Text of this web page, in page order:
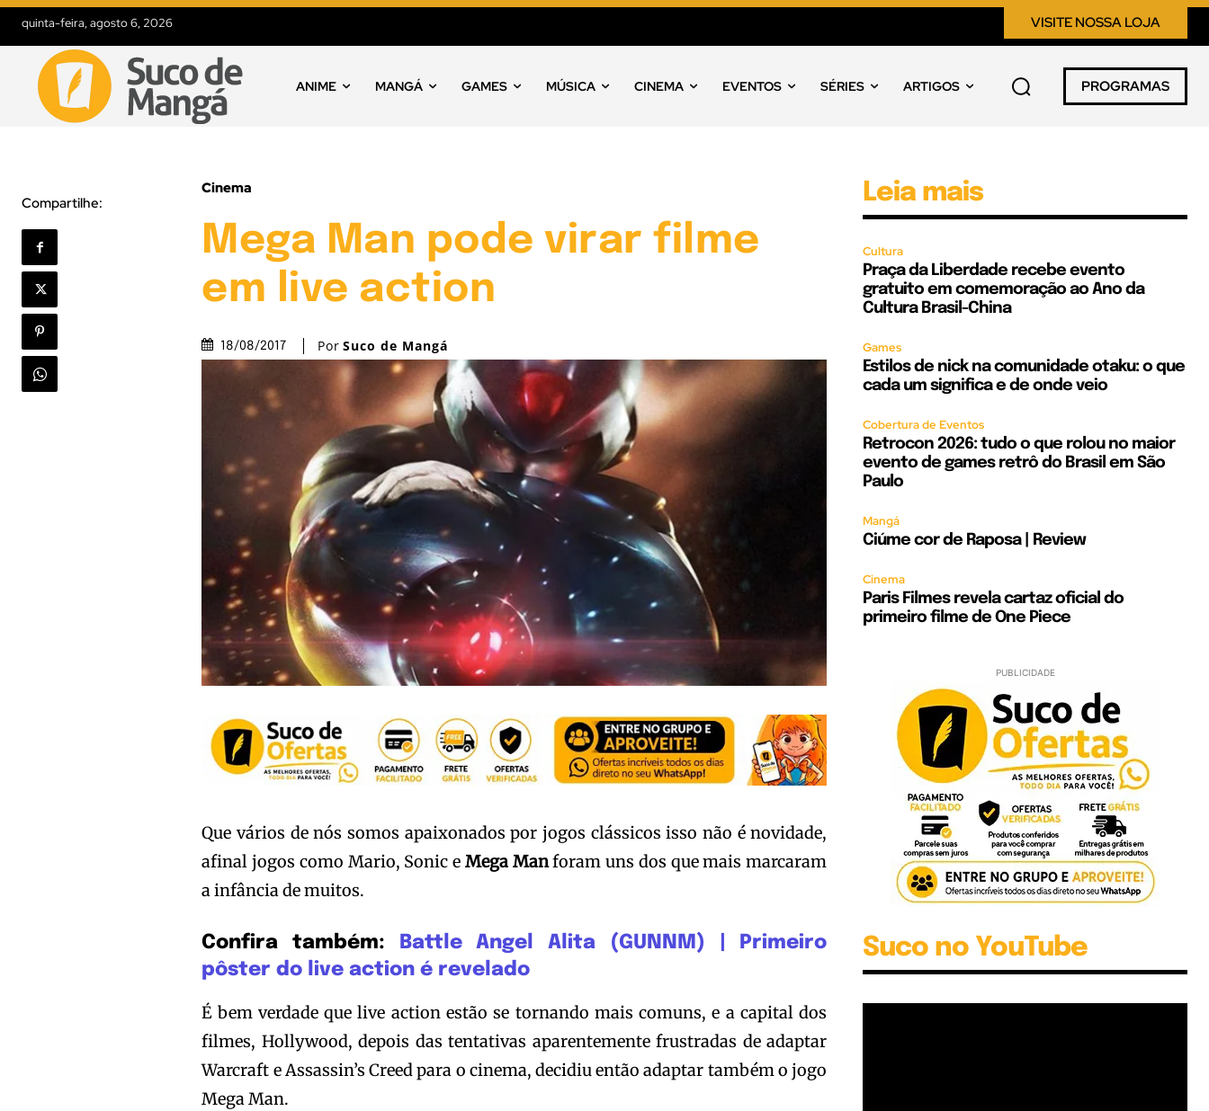
quinta-feira, agosto 6, 2026 VISITE NOSSA LOJA
ANIME MANGÁ GAMES MÚSICA CINEMA EVENTOS SÉRIES ARTIGOS PROGRAMAS
Compartilhe:
Cinema
Mega Man pode virar filme
em live action
18/08/2017 Por Suco de Mangá
Que vários de nós somos apaixonados por jogos clássicos isso não é novidade,
afinal jogos como Mario, Sonic e Mega Manforam uns dos que mais marcaram
a infância de muitos.
Confira também:
Battle Angel Alita (GUNNM) | Primeiro
pôster do live action é revelado
É bem verdade que live action estão se tornando mais comuns, e a capital dos
filmes, Hollywood, depois das tentativas aparentemente frustradas de adaptar
Warcraft e Assassin’s Creed para o cinema, decidiu então adaptar também o jogo
Mega Man.
Leia mais
Cultura
Praça da Liberdade recebe evento
gratuito em comemoração ao Ano da
Cultura Brasil-China
Games
Estilos de nick na comunidade otaku: o que
cada um significa e de onde veio
Cobertura de Eventos
Retrocon 2026: tudo o que rolou no maior
evento de games retrô do Brasil em São
Paulo
Mangá
Ciúme cor de Raposa | Review
Cinema
Paris Filmes revela cartaz oficial do
primeiro filme de One Piece
PUBLICIDADE
Suco no YouTube